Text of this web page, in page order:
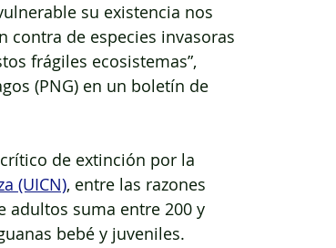
su existencia nos
de especies invasoras
frágiles ecosistemas”,
(PNG) en un boletín de
de extinción por la
(UICN), entre las razones
adultos suma entre 200 y
bebé y juveniles.